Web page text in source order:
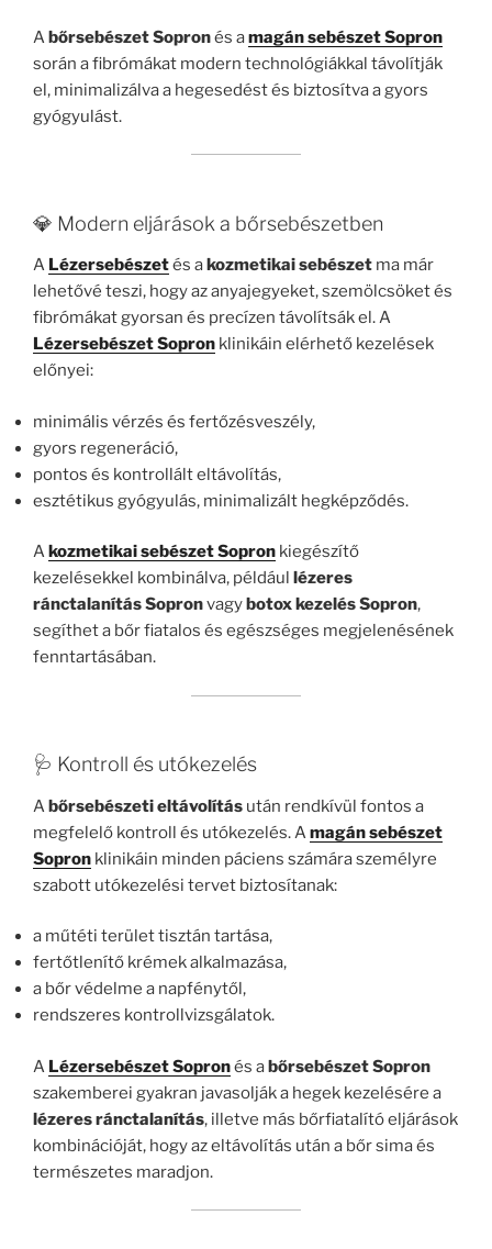
Abőrsebészet Sopronés amagán sebészet Sopron
során a fibrómákat modern technológiákkal távolítják
el, minimalizálva a hegesedést és biztosítva a gyors
gyógyulást.
💎 Modern eljárások a bőrsebészetben
A Lézersebészetés a kozmetikai sebészet ma már
lehetővé teszi, hogy az anyajegyeket, szemölcsöket és
fibrómákat gyorsan és precízen távolítsák el. A
Lézersebészet Sopron klinikáin elérhető kezelések
előnyei:
minimális vérzés és fertőzésveszély,
gyors regeneráció,
pontos és kontrollált eltávolítás,
esztétikus gyógyulás, minimalizált hegképződés.
A kozmetikai sebészet Sopron kiegészítő
kezelésekkel kombinálva, például
lézeres
ránctalanítás Sopronvagy botox kezelés Sopron,
segíthet a bőr fiatalos és egészséges megjelenésének
fenntartásában.
🩺 Kontroll és utókezelés
Abőrsebészeti eltávolítás után rendkívül fontos a
megfelelő kontroll és utókezelés. Amagán sebészet
Sopron klinikáin minden páciens számára személyre
szabott utókezelési tervet biztosítanak:
a műtéti terület tisztán tartása,
fertőtlenítő krémek alkalmazása,
a bőr védelme a napfénytől,
rendszeres kontrollvizsgálatok.
A Lézersebészet Sopronés abőrsebészet Sopron
szakemberei gyakran javasolják a hegek kezelésére a
lézeres ránctalanítás, illetve más bőrfiatalító eljárások
kombinációját, hogy az eltávolítás után a bőr sima és
természetes maradjon.